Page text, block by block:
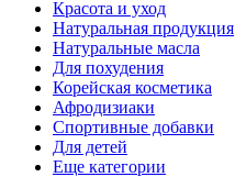
Красота и уход
Натуральная продукция
Натуральные масла
Для похудения
Корейская косметика
Афродизиаки
Спортивные добавки
Для детей
Еще категории